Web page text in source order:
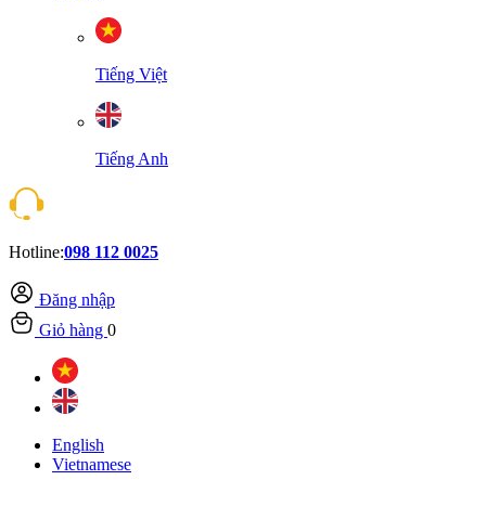
Tiếng Việt
Tiếng Anh
Hotline:098 112 0025
Đăng nhập
Giỏ hàng 0
English
Vietnamese